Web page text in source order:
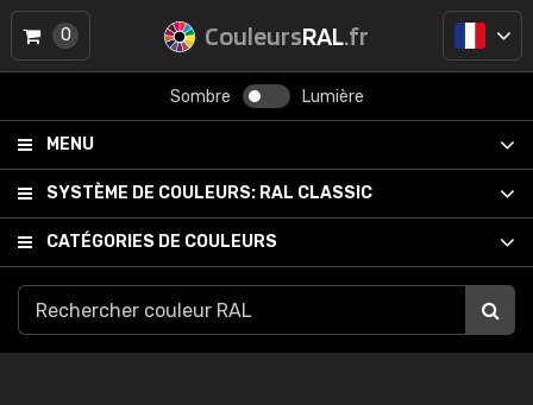
CouleursRAL.fr
Sombre Lumière
MENU
SYSTÈME DE COULEURS: RAL CLASSIC
CATÉGORIES DE COULEURS
0